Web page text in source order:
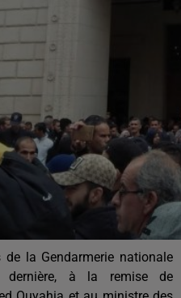
la Gendarmerie nationale
dernière, à la remise de